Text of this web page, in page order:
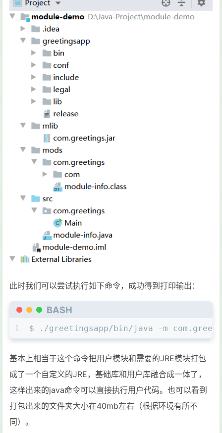
此时我们可以尝试执行如下命令，成功得到打印输出：
BASH
1 $ ./greetingsapp/bin/java -m
基本上相当于这个命令把用户模块和需要的JRE模块打包
成了一个自定义的JRE，基础库和用户库融合成一体了，
这样出来的java命令可以直接执行用户代码。也可以看到
打包出来的文件夹大小在40mb左右（根据环境有所不
同）。